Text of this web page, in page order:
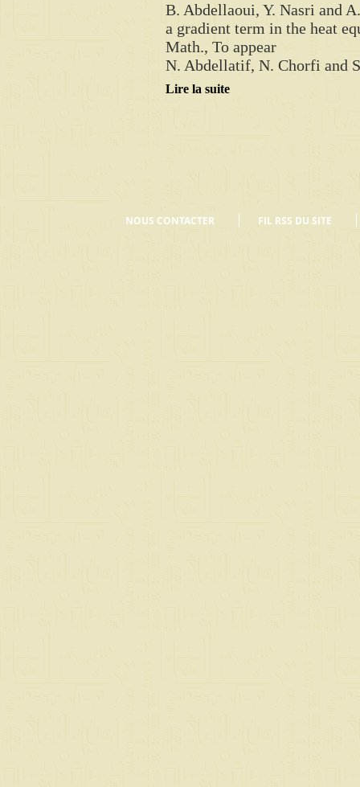
B. Abdellaoui, Y. Nasri and
a gradient term in the heat
Math., To appear
N. Abdellatif, N. Chorfi and
Lire la suite
NOUS CONTACTER FIL RSS DU SITE